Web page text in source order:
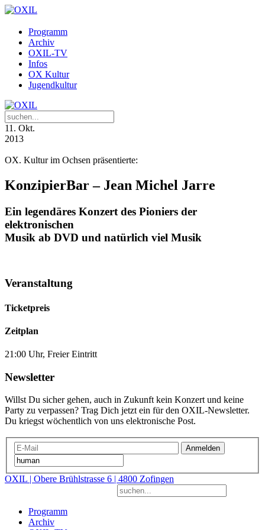
Programm
Archiv
OXIL-TV
Infos
OX Kultur
Jugendkultur
11 . Okt.
2013
OX. Kultur im Ochsen präsentierte:
KonzipierBar – Jean Michel Jarre
Ein legendäres Konzert des Pioniers der
elektronischen
Musik ab DVD und natürlich viel Musik
Veranstaltung
Ticketpreis
Zeitplan
21:00 Uhr, Freier Eintritt
Newsletter
Willst Du sicher gehen, auch in Zukunft kein Konzert und keine
Party zu verpassen? Trag Dich jetzt ein für den OXIL-Newsletter.
Du kriegst wöchentlich von uns elektronische Post.
Anmelden
OXIL | Obere Brühlstrasse 6 | 4800 Zofingen
Programm
Archiv